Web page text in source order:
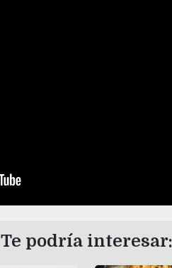
Te podría interesar: